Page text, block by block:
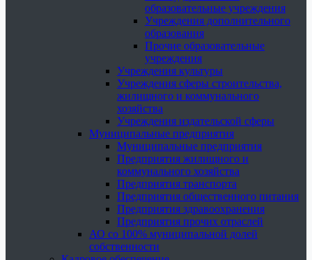
образовательные учреждения
Учреждения дополнительного
образования
Прочие образовательные
учреждения
Учреждения культуры
Учреждения сферы строительства,
жилищного и коммунального
хозяйства
Учреждения издательской сферы
Муниципальные предприятия
Муниципальные предприятия
Предприятия жилищного и
коммунального хозяйства
Предприятия транспорта
Предприятия общественного питания
Предприятия здравоохранения
Предприятия прочих отраслей
АО со 100% муниципальной долей
собственности